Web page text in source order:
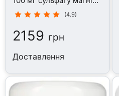
113 г
(4.9)
2159 грн
Доставлення